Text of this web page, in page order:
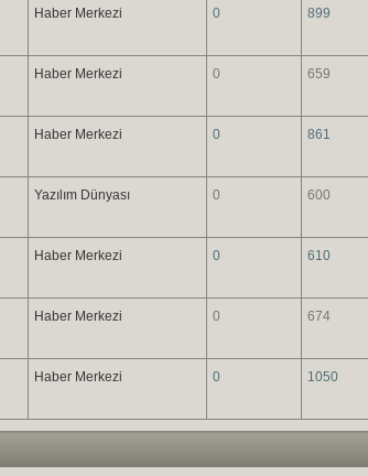
Haber Merkezi 0 899
Haber Merkezi 0 659
Haber Merkezi 0 861
Yazılım Dünyası 0 600
Haber Merkezi 0 610
Haber Merkezi 0 674
Haber Merkezi 0 1050